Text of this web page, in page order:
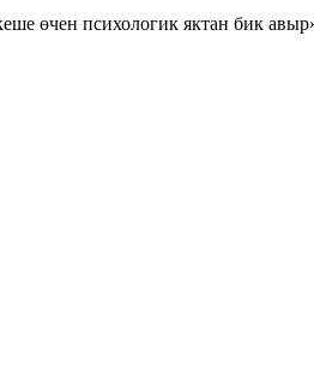
өчен психологик яктан бик